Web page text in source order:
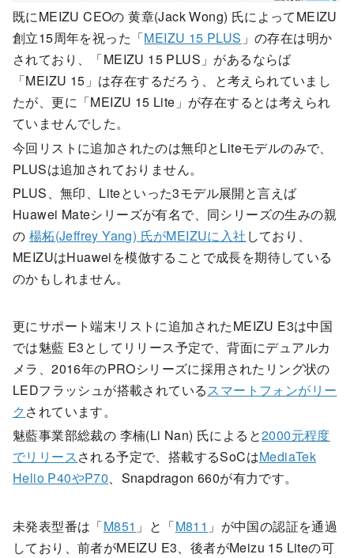
既にMEIZU CEOの 黄章(Jack Wong) 氏によってMEIZU
創立15周年を祝った「MEIZU 15 PLUS 」の存在は明か
されており、「MEIZU 15 PLUS」があるならば
「MEIZU 15」は存在するだろう、と考えられていまし
たが、更に「MEIZU 15 Lite」が存在するとは考えられ
ていませんでした。
今回リストに追加されたのは無印とLiteモデルのみで、
PLUSは追加されておりません。
PLUS、無印、Liteといった3モデル展開と言えば
Huawei Mateシリーズが有名で、同シリーズの生みの親
の 楊柘(Jeffrey Yang) 氏がMEIZUに入社 しており、
MEIZUはHuaweiを模倣することで成長を期待している
のかもしれません。
更にサポート端末リストに追加されたMEIZU E3は中国
では魅藍 E3としてリリース予定で、背面にデュアルカ
メラ、2016年のPROシリーズに採用されたリング状の
LEDフラッシュが搭載されているスマートフォンがリー
ク されています。
魅藍事業部総裁の 李楠(Li Nan) 氏によると2000元程度
でリリースされる予定で、搭載するSoCはMediaTek
Helio P40やP70、Snapdragon 660が有力です。
未発表型番は「M851 」と「M811 」が中国の認証を通過
しており、前者がMEIZU E3、後者がMeizu 15 Liteの可